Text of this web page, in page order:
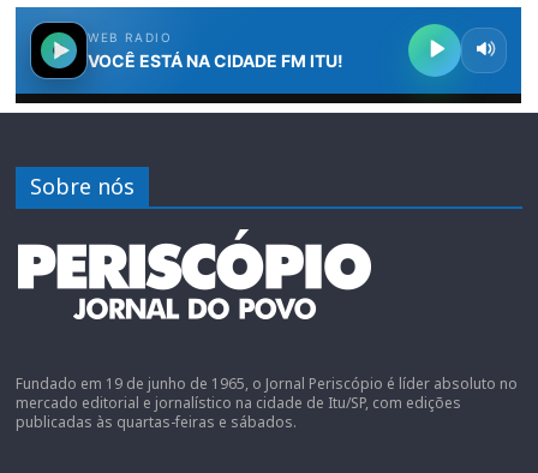
Sobre nós
Fundado em 19 de junho de 1965, o Jornal Periscópio é líder absoluto no
mercado editorial e jornalístico na cidade de Itu/SP, com edições
publicadas às quartas-feiras e sábados.